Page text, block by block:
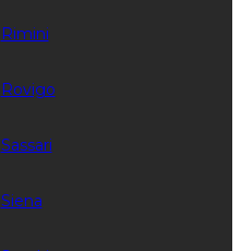
Rimini
Rovigo
Sassari
Siena